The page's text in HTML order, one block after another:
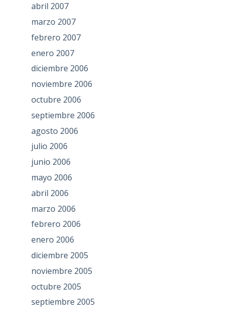
abril 2007
marzo 2007
febrero 2007
enero 2007
diciembre 2006
noviembre 2006
octubre 2006
septiembre 2006
agosto 2006
julio 2006
junio 2006
mayo 2006
abril 2006
marzo 2006
febrero 2006
enero 2006
diciembre 2005
noviembre 2005
octubre 2005
septiembre 2005